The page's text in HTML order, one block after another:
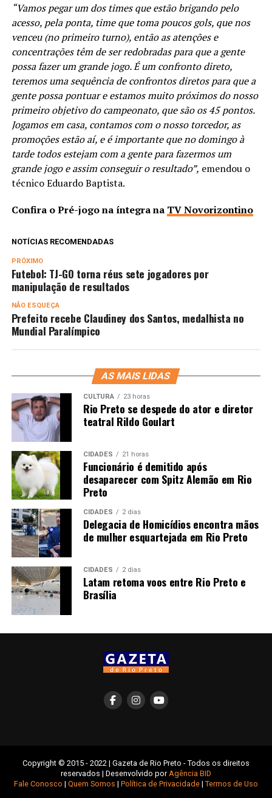
“Vamos pegar um dos times que estão brigando pelo
acesso, pela ponta, time que toma poucos gols, que nos
venceu (no primeiro turno), então as atenções e
concentrações têm de ser redobradas para que a gente
possa fazer um grande jogo. É um confronto direto,
teremos uma sequência de confrontos diretos para que a
gente possa pontuar e estamos muito próximos do nosso
primeiro objetivo do campeonato, que são os 45 pontos.
Jogamos em casa, contamos com o nosso torcedor, as
promoções estão aí, e é importante que no domingo à
tarde todos estejam com a gente para fazermos um
grande jogo e assim conseguir o resultado”, emendou o
técnico Eduardo Baptista.
Confira o Pré-jogo na íntegra na TV Novorizontino
NOTÍCIAS RECOMENDADAS
PRÓXIMO
Futebol: TJ-GO torna réus sete jogadores por
manipulação de resultados
NÃO ESQUEÇA
Prefeito recebe Claudiney dos Santos, medalhista no
Mundial Paralímpico
AS MAIS LIDAS
CULTURA 23 horas
Rio Preto se despede do ator e diretor
teatral Rildo Goulart
CIDADES 21 horas
Funcionário é demitido após
desaparecer com Spitz Alemão em Rio
Preto
CIDADES 2 dias
Delegacia de Homicídios encontra mãos
de mulher esquartejada em Rio Preto
CIDADES 2 dias
Latam retoma voos entre Rio Preto e
Brasília
Copyright © 2015 - 2022 | Gazeta de Rio Preto - Todos os direitos
reservados | Desenvolvido por Agência BID
Fale Conosco | Quem Somos | Política de Privacidade| Termos de Uso